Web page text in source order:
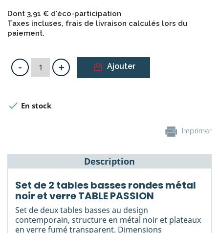
Dont 3,91 € d'éco-participation
Taxes incluses, frais de livraison calculés lors du
paiement.
- + Ajouter
 En stock
Imprimer
Description
Set de 2 tables basses rondes métal
noir et verre TABLE PASSION
Set de deux tables basses au design
contemporain, structure en métal noir et plateaux
en verre fumé transparent. Dimensions